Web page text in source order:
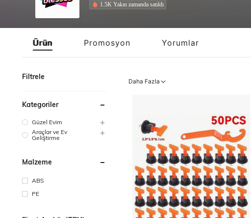
1.5K Yakın zamanda satıldı
Ürün Promosyon Yorumlar
Filtrele
Kategoriler
Güzel Evim
Araçlar ve Ev
Geliştirme
Malzeme
ABS
PE
Daha Fazla